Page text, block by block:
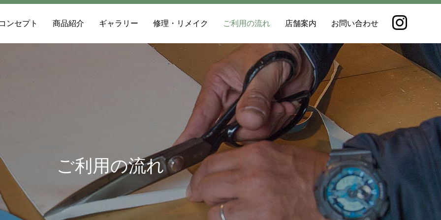
ンセプト 商品紹介 ギャラリー 修理・リメイク ご利用の流れ 店舗案内 お問い合わせ
ご利用の流れ